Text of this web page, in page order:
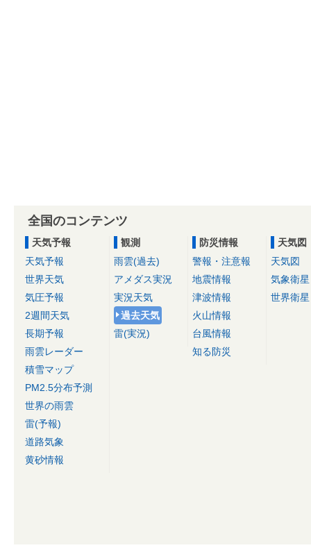
全国のコンテンツ
天気予報
天気予報
世界天気
気圧予報
2週間天気
長期予報
雨雲レーダー
積雪マップ
PM2.5分布予測
世界の雨雲
雷(予報)
道路気象
黄砂情報
観測
雨雲(過去)
アメダス実況
実況天気
過去天気
雷(実況)
防災情報
警報・注意報
地震情報
津波情報
火山情報
台風情報
知る防災
天気図
天気図
気象衛星
世界衛星